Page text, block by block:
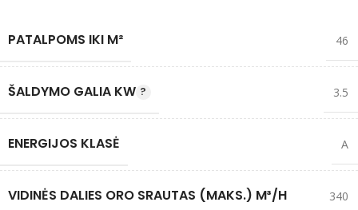
PATALPOMS IKI M² 46
ŠALDYMO GALIA KW 3.5
ENERGIJOS KLASĖ A
VIDINĖS DALIES ORO SRAUTAS (MAKS.) M³/H 340